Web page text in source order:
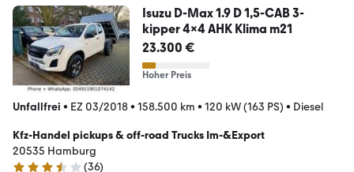
Isuzu D-Max 1.9 D 1,5-CAB 3-
kipper 4x4 AHK Klima m21
23.300 €
Hoher Preis
Unfallfrei • EZ 03/2018• 158.500 km • 120 kW (163 PS) • Diesel
Kfz-Handel pickups & off-road Trucks Im-&Export
20535 Hamburg
(36)